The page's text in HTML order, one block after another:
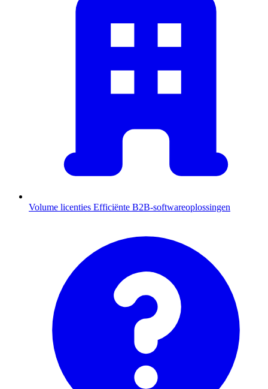
Volume licenties Efficiënte B2B-softwareoplossingen